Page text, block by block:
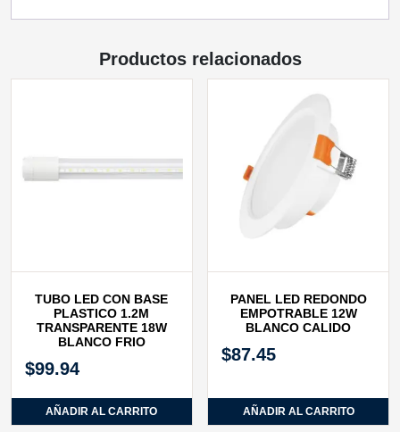
Productos relacionados
TUBO LED CON BASE
PLASTICO 1.2M
TRANSPARENTE 18W
BLANCO FRIO
$99.94
AÑADIR AL CARRITO
PANEL LED REDONDO
EMPOTRABLE 12W
BLANCO CALIDO
$87.45
AÑADIR AL CARRITO